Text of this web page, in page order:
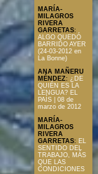
MARÍA-
MILAGROS
RIVERA
GARRETAS:
ALGO QUEDÓ
BARRIDO AYER
(24-03-2012 en
La Bonne)
ANA MAÑERU
MÉNDEZ: ¿DE
QUIÉN ES LA
LENGUA? EL
PAÍS | 08 de
marzo de 2012
MARÍA-
MILAGROS
RIVERA
GARRETAS: EL
SENTIDO DEL
TRABAJO, MÁS
QUE LAS
CONDICIONES